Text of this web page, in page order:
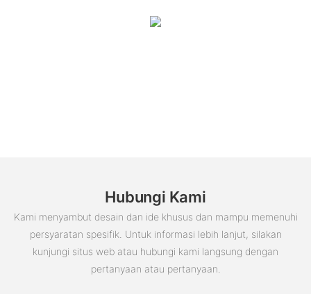
Hubungi Kami
Kami menyambut desain dan ide khusus dan mampu memenuhi
persyaratan spesifik. Untuk informasi lebih lanjut, silakan
kunjungi situs web atau hubungi kami langsung dengan
pertanyaan atau pertanyaan.